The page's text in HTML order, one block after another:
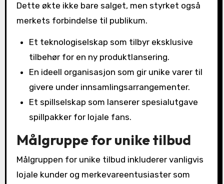
Dette økte ikke bare salget, men styrket også
merkets forbindelse til publikum.
Et teknologiselskap som tilbyr eksklusive
tilbehør for en ny produktlansering.
En ideell organisasjon som gir unike varer til
givere under innsamlingsarrangementer.
Et spillselskap som lanserer spesialutgave
spillpakker for lojale fans.
Målgruppe for unike tilbud
Målgruppen for unike tilbud inkluderer vanligvis
lojale kunder og merkevareentusiaster som